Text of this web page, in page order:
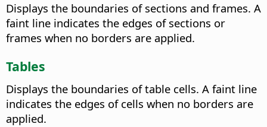
Displays the boundaries of sections and frames. A
faint line indicates the edges of sections or
frames when no borders are applied.
Tables
Displays the boundaries of table cells. A faint line
indicates the edges of cells when no borders are
applied.